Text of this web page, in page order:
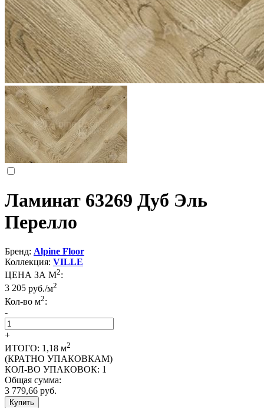
Ламинат 63269 Дуб Эль
Перелло
Бренд: Alpine Floor
Коллекция: VILLE
ЦЕНА ЗА М2:
3 205 руб./м2
Кол-во м2:
-
+
ИТОГО: 1,18 м2
(КРАТНО УПАКОВКАМ)
КОЛ-ВО УПАКОВОК: 1
Общая сумма:
3 779,66 руб.
Купить